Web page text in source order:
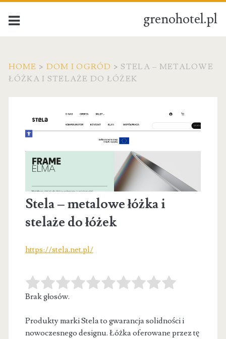
grenohotel.pl
HOME > DOM I OGRÓD >STELA – METALOWE
ŁÓŻKA I STELAŻE DO ŁÓŻEK
Stela – metalowe łóżka i
stelaże do łóżek
https://stela.net.pl/
Brak głosów.
Produkty marki Stela to gwarancja solidności i
nowoczesnego designu. Łóżka oferowane przez tę